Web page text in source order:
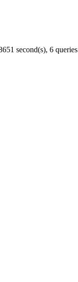
second(s), 6 queries